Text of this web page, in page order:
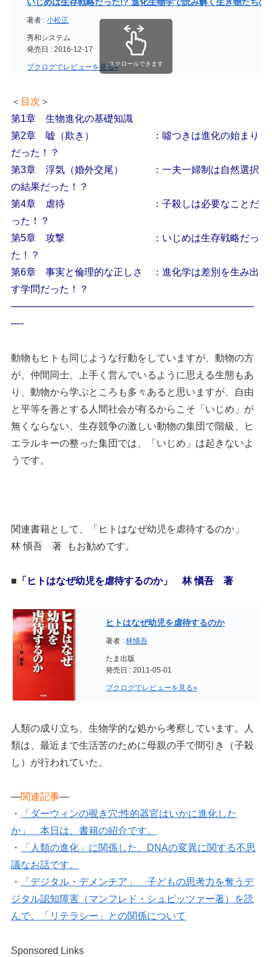
著者 :小松正
秀和システム
発売日 : 2016-12-17
ブクログでレビューを見る»スクロールできます
＜ 目次 ＞
第1章 生物進化の基礎知識
第2章 嘘（欺き） ：噓つきは進化の始まり
だった！？
第3章 浮気（婚外交尾） ：一夫一婦制は自然選択
の結果だった！？
第4章 虐待 ：子殺しは必要なことだ
った！？
第5章 攻撃 ：いじめは生存戦略だっ
た！？
第6章 事実と倫理的な正しさ ：進化学は差別を生み出
す学問だった！？
—————————————————————————
—-
動物もヒトも同じような行動をしていますが、動物の方
が、仲間同士、上手く営んでいるように思える生態もあ
り、動物から学ぶところも多々あると思いますが、自由
と平等を善とする人間社会が有るからこそ「いじめ」が
無くならない、生存競争の激しい動物の集団で階級、ヒ
エラルキーの整った集団では、「いじめ」は起きないよ
うです。
関連書籍として、「ヒトはなぜ幼児を虐待するのか」
林 愼吾 著 もお勧めです。
■ 「ヒトはなぜ幼児を虐待するのか」 林 愼吾 著
ヒトはなぜ幼児を虐待するのか
著者 :林愼吾
たま出版
発売日 : 2011-05-01
ブクログでレビューを見る»
人類の成り立ち、生物学的な処から考察しています。
人
類は、最近まで生活苦のために母親の手で間引き（子殺
し）が行われていた。
—関連記事—
・
「ダーウィンの覗き穴:性的器官はいかに進化した
か」 本日は、書籍の紹介です。
・
「人類の進化」に関係した、DNAの変異に関する不思
議なお話です。
・
「デジタル・デメンチア」 子どもの思考力を奪うデ
ジタル認知障害（マンフレド・シュピッツァー著）を読
んで、「リテラシー」との関係について
Sponsored Links